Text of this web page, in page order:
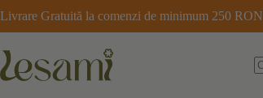
la
conținut
Livrare Gratuită la comenzi de minimum 250 RON